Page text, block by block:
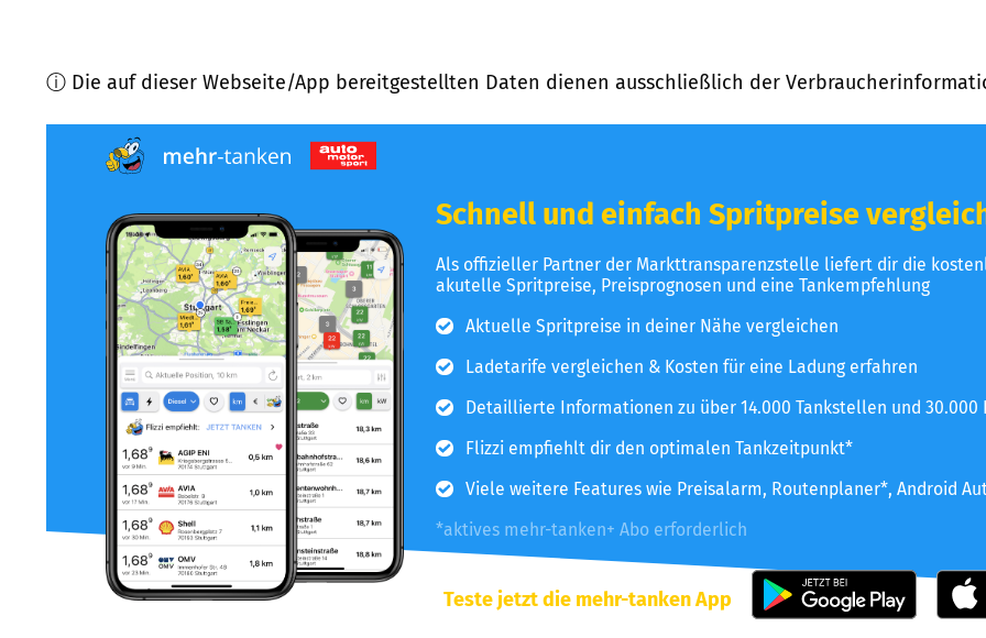
ⓘ Die auf dieser Webseite/App bereitgestellten Daten dienen ausschließlich der
Schnell und einfach Spritpreise
Als offizieller Partner der Markttransparenzstelle liefert dir die
akutelle Spritpreise, Preisprognosen und eine Tankempfehlung
Aktuelle Spritpreise in deiner Nähe vergleichen
Ladetarife vergleichen & Kosten für eine Ladung erfahren
Detaillierte Informationen zu über 14.000 Tankstellen und 30.000
Flizzi empfiehlt dir den optimalen Tankzeitpunkt*
Viele weitere Features wie Preisalarm, Routenplaner*, Android
*aktives mehr-tanken+ Abo erforderlich
Teste jetzt die mehr-tanken App